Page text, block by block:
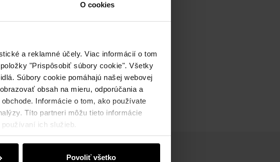
O cookies
a reklamné účely. Viac informácií o tom
"Prispôsobiť súbory cookie". Všetky
Súbory cookie pomáhajú našej webovej
obsah na mieru, odporúčania a
Informácie o tom, ako používate
Títo partneri môžu tieto informácie
ich služieb.
Povoliť všetko